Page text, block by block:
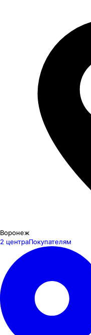
Воронеж
2 центраПокупателям